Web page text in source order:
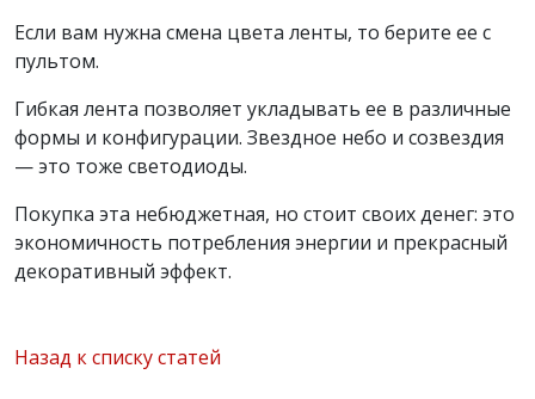
Если вам нужна смена цвета ленты, то берите ее с
пультом.
Гибкая лента позволяет укладывать ее в различные
формы и конфигурации. Звездное небо и созвездия
— это тоже светодиоды.
Покупка эта небюджетная, но стоит своих денег: это
экономичность потребления энергии и прекрасный
декоративный эффект.
Назад к списку статей